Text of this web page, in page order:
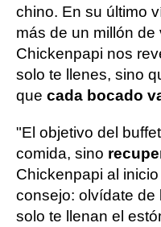
chino. En su último
más de un millón
Chickenpapi nos
solo te llenes, sino
que cada bocado
"El objetivo del
comida, sino
Chickenpapi al
consejo: olvídate de
solo te llenan el